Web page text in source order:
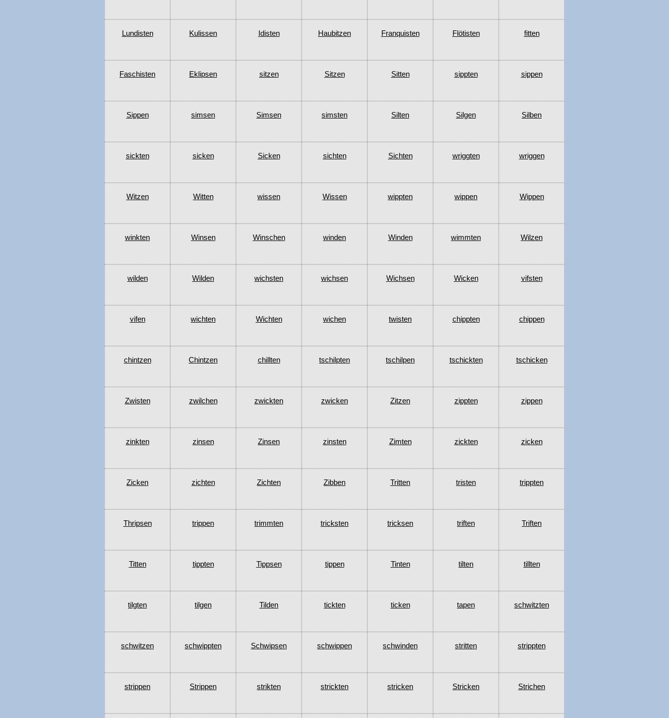
Lundisten Kulissen Idisten Haubitzen Franquisten Flötisten fitten
Faschisten Eklipsen sitzen Sitzen Sitten sippten sippen
Sippen simsen Simsen simsten Silten Silgen Silben
sickten sicken Sicken sichten Sichten wriggten wriggen
Witzen Witten wissen Wissen wippten wippen Wippen
winkten Winsen Winschen winden Winden wimmten Wilzen
wilden Wilden wichsten wichsen Wichsen Wicken vifsten
vifen wichten Wichten wichen twisten chippten chippen
chintzen Chintzen chillten tschilpten tschilpen tschickten tschicken
Zwisten zwilchen zwickten zwicken Zitzen zippten zippen
zinkten zinsen Zinsen zinsten Zimten zickten zicken
Zicken zichten Zichten Zibben Tritten tristen trippten
Thripsen trippen trimmten tricksten tricksen triften Triften
Titten tippten Tippsen tippen Tinten tilten tillten
tilgten tilgen Tilden tickten ticken tapen schwitzten
schwitzen schwippten Schwipsen schwippen schwinden stritten strippten
strippen Strippen strikten strickten stricken Stricken Strichen